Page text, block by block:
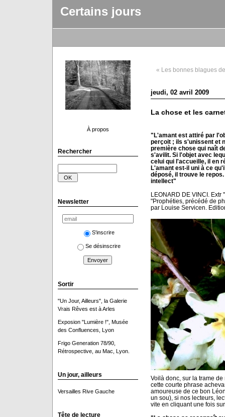
Certains jours
À propos
Rechercher
Newsletter
S'inscrire
Se désinscrire
Sortir
"Un Jour, Ailleurs", la Galerie
Vrais Rêves est à Arles
Exposion "Lumière !", Musée
des Confluences, Lyon
Frigo Generation 78/90,
Rétrospective, au Mac, Lyon.
Un jour, ailleurs
Versailles Rive Gauche
Tête de lecture
« Les bonnes blagues
jeudi, 02 avril 2009
La chose et les
"L'amant est attiré par
perçoit ; ils s'unissent et
première chose qui naît
s'avilit. Si l'objet avec
celui qui l'accueille, il en
L'amant est-il uni à ce
déposé, il trouve le
intellect"
LEONARD DE VINCI. Extr
"Prophéties, précédé de
par Louise Servicen.
Voilà donc, sur la trame
cette courte phrase
amoureuse de ce bon
un sou), si nos lecteurs,
vite en cliquant une fois